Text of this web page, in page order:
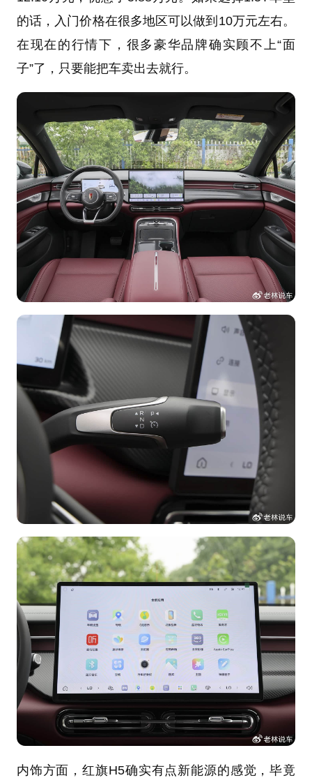
的话，入门价格在很多地区可以做到10万元左右。
在现在的行情下，很多豪华品牌确实顾不上“面
子”了，只要能把车卖出去就行。
内饰方面，红旗H5确实有点新能源的感觉，毕竟